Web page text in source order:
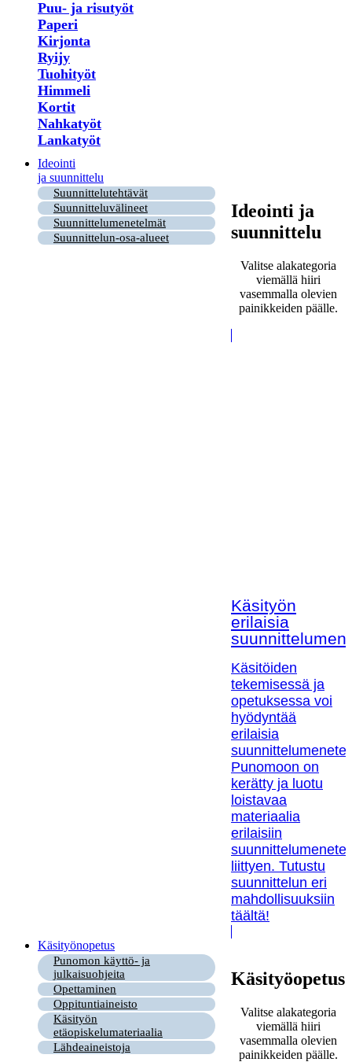
Puu- ja risutyöt
Paperi
Kirjonta
Ryijy
Tuohityöt
Himmeli
Kortit
Nahkatyöt
Lankatyöt
Ideointi
ja suunnittelu
Suunnittelutehtävät
Suunnitteluvälineet
Suunnittelumenetelmät
Suunnittelun-osa-alueet
Ideointi ja
suunnittelu
Valitse alakategoria
viemällä hiiri
vasemmalla olevien
painikkeiden päälle.
Käsityön
erilaisia
Käsitöiden
tekemisessä ja
opetuksessa voi
hyödyntää
erilaisia
Punomoon on
kerätty ja luotu
loistavaa
materiaalia
erilaisiin
liittyen. Tutustu
suunnittelun eri
mahdollisuuksiin
täältä!
Käsityönopetus
Punomon käyttö- ja
julkaisuohjeita
Opettaminen
Oppituntiaineisto
Käsityön
etäopiskelumateriaalia
Lähdeaineistoja
Käsityöopetus
Valitse alakategoria
viemällä hiiri
vasemmalla olevien
painikkeiden päälle.